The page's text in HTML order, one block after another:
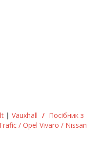
| Vauxhall / Посібник з
/ Opel Vivaro / Nissan